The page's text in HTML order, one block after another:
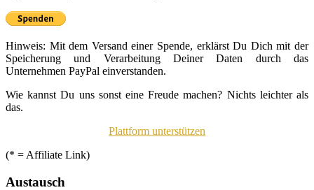
Hinweis: Mit dem Versand einer Spende, erklärst Du Dich mit der
Speicherung und Verarbeitung Deiner Daten durch das
Unternehmen PayPal einverstanden.
Wie kannst Du uns sonst eine Freude machen? Nichts leichter als
das.
Plattform unterstützen
(* = Affiliate Link)
Austausch